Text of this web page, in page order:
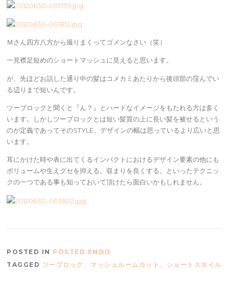
Ｍさん四方八方から撮りまくってゴメンなさい（笑）
一見襟足短めのショートマッシュに見えると思います。
が、先ほどお話した通り中の髪はコメカミあたりから後頭部の窪んでい
る辺りまで短いんです。
ツーブロックと聞くと『ん？』とハードなイメージをもたれる方は多く
います。しかしツーブロックとは短い髪質の上に長い髪を被せるという
のが定義であってそのSTYLE、デザインの幅は思っているより広いと思
います。
耳にかけた時や表に出てくるインパクトにおけるデザイン要素の他にも
ボリュームや生えグセを抑える。収まりを良くする。といったテクニッ
クの一つである事も知っておいて頂けたら面白いかもしれません。
POSTED IN POSTED ENDO
TAGGED ツーブロック、マッシュルームカット、ショートスタイル